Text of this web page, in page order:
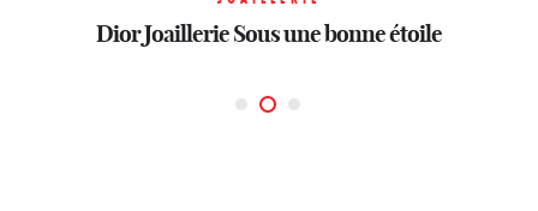
Paix
Dior JoaillerieSous une bonne étoile
parisienne